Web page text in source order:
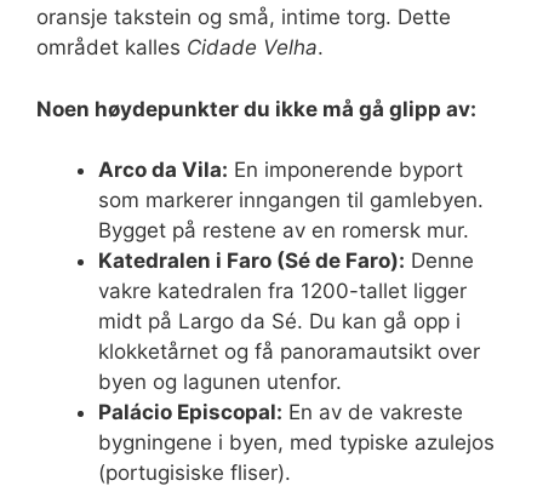
oransje takstein og små, intime torg. Dette
området kalles Cidade Velha.
Noen høydepunkter du ikke må gå glipp av:
Arco da Vila: En imponerende byport
som markerer inngangen til gamlebyen.
Bygget på restene av en romersk mur.
Katedralen i Faro (Sé de Faro): Denne
vakre katedralen fra 1200-tallet ligger
midt på Largo da Sé. Du kan gå opp i
klokketårnet og få panoramautsikt over
byen og lagunen utenfor.
Palácio Episcopal: En av de vakreste
bygningene i byen, med typiske azulejos
(portugisiske fliser).